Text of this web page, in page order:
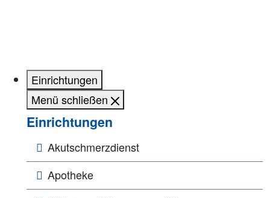
Einrichtungen
Menü schließen
Einrichtungen
Akutschmerzdienst
Apotheke